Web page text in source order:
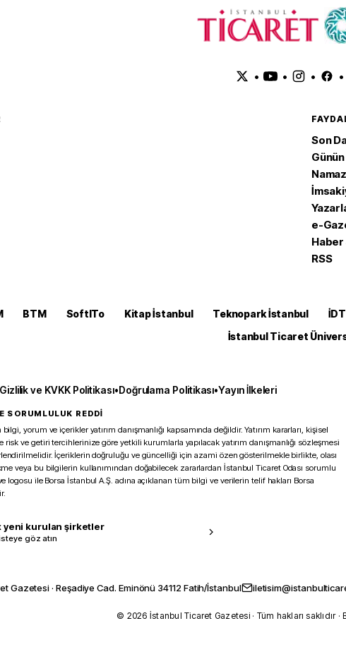
• • • •
Son
e-
Haber
RSS
BTM SoftITo Kitap İstanbul Teknopark İstanbul
İstanbul Ticaret
Gizlilik ve KVKK Politikası•Doğrulama Politikası•Yayın İlkeleri
SORUMLULUK REDDİ
yorum ve içerikler yatırım danışmanlığı kapsamında değildir. Yatırım kararları, kişisel
ve getiri tercihlerinize göre yetkili kurumlarla yapılacak yatırım danışmanlığı sözleşmesi
İçeriklerin doğruluğu ve güncelliği için azami özen gösterilmekle birlikte, olası
veya bu bilgilerin kullanımından doğabilecek zararlardan İstanbul Ticaret Odası sorumlu
logosu ile Borsa İstanbul A.Ş. adına açıklanan tüm bilgi ve verilerin telif hakları Borsa
yeni kurulan şirketler
göz atın
Gazetesi · Reşadiye Cad. Eminönü 34112 Fatih/İstanbul
© 2026 İstanbul Ticaret Gazetesi · Tüm hakları saklıdır ·